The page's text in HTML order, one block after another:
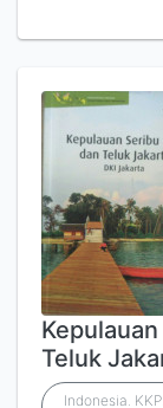
Teluk
Indonesia.